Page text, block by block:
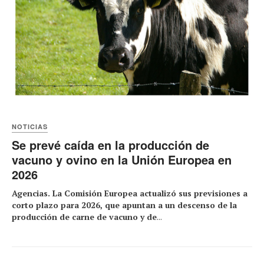
NOTICIAS
Se prevé caída en la producción de
vacuno y ovino en la Unión Europea en
2026
Agencias. La Comisión Europea actualizó sus previsiones a
corto plazo para 2026, que apuntan a un descenso de la
producción de carne de vacuno y de...